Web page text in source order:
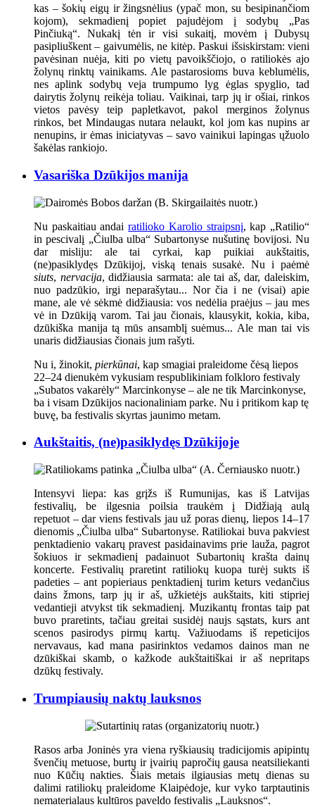
kas – šokių eigų ir žingsnėlius (ypač mon, su besipinančiom
kojom), sekmadienį popiet pajudėjom į sodybų „Pas
Pinčiuką“. Nukakį tėn ir visi sukaitį, movėm į Dubysų
pasipliuškent – gaivumėlis, ne kitėp. Paskui išsiskirstam: vieni
pavėsinan nuėja, kiti po vietų pavoikščiojo, o ratiliokės ajo
žolynų rinktų vainikams. Ale pastarosioms buva keblumėlis,
nes aplink sodybų veja trumpumo lyg ėglas spyglio, tad
dairytis žolynų reikėja toliau. Vaikinai, tarp jų ir ošiai, rinkos
vietos pavėsy teip papletkavot, pakol merginos žolynus
rinkos, bet Mindaugas nutara nelaukt, kol jom kas nupins ar
nenupins, ir ėmas iniciatyvas – savo vainikui lapingas ųžuolo
šakėlas rankiojo.
Vasariška Dzūkijos manija
Nu paskaitiau andairatilioko Karolio straipsnį, kap „Ratilio“
in pescivalį „Čiulba ulba“ Subartonyse nušutinę bovijosi. Nu
dar misliju: ale tai cyrkai, kap puikiai aukštaitis,
(ne)pasiklydęs Dzūkijoj, viską tenais susakė. Nu i paėmė
siuts, nervacija, didžiausia sarmata: ale tai aš, dar, daleiskim,
nuo padzūkio, irgi neparašytau... Nor čia i ne (visai) apie
mane, ale vė sėkmė didžiausia: vos nedėlia praėjus – jau mes
vė in Dzūkiją varom. Tai jau čionais, klausykit, kokia, kiba,
dzūkiška manija tą mūs ansamblį suėmus... Ale man tai vis
unaris didžiausias čionais jum rašyti.
Nu i, žinokit, pierkūnai, kap smagiai praleidome čėsą liepos
22–24 dienukėm vykusiam respublikiniam folkloro festivaly
„Subatos vakarėly“ Marcinkonyse – ale ne tik Marcinkonyse,
ba i visam Dzūkijos nacionaliniam parke. Nu i pritikom kap tę
buvę, ba festivalis skyrtas jaunimo metam.
Aukštaitis, (ne)pasiklydęs Dzūkijoje
Intensyvi liepa: kas grįžs iš Rumunijas, kas iš Latvijas
festivalių, be ilgesnia poilsia traukėm į Didžiają aulą
repetuot – dar viens festivals jau už poras dienų, liepos 14–17
dienomis „Čiulba ulba“ Subartonyse. Ratiliokai buva pakviest
penktadienio vakarų pravest pasidainavims prie lauža, pagrot
šokiuos ir sekmadienį padainuot Subartonių krašta dainų
koncerte. Festivalių praretint ratiliokų kuopa turėj sukts iš
padeties – ant popieriaus penktadienį turim keturs vedančius
dains žmons, tarp jų ir aš, užkietėjs aukštaits, kiti stipriej
vedantieji atvykst tik sekmadienį. Muzikantų frontas taip pat
buvo praretints, tačiau greitai susidėj naujs sąstats, kurs ant
scenos pasirodys pirmų kartų. Važiuodams iš repeticijos
nervavaus, kad mana pasirinktos vedamos dainos man ne
dzūkiškai skamb, o kažkode aukštaitiškai ir aš nepritaps
dzūkų festivaly.
Trumpiausių naktų lauksnos
Rasos arba Joninės yra viena ryškiausių tradicijomis apipintų
švenčių metuose, burtų ir įvairių papročių gausa neatsiliekanti
nuo Kūčių nakties. Šiais metais ilgiausias metų dienas su
dalimi ratiliokų praleidome Klaipėdoje, kur vyko tarptautinis
nematerialaus kultūros paveldo festivalis „Lauksnos“.